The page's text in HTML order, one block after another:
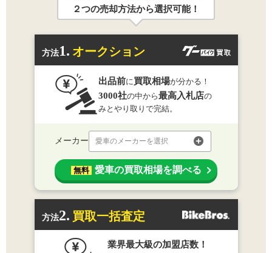
２つの売却方法から選択可能！
方法1. オークション
出品前に 買取相場が分かる！
3000社の中から最高入札店の
みとやり取りで完結。
メーカー 愛車のメーカーを選択
無料 愛車の買取相場を調べる
方法2. 買取一括査定
業界最大級の加盟店数！